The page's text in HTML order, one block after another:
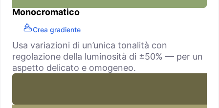
Monocromatico
Crea gradiente
Usa variazioni di un’unica tonalità con
regolazione della luminosità di ±50% — per un
aspetto delicato e omogeneo.